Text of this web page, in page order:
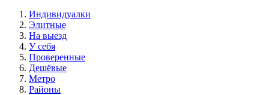
Индивидуалки
Элитные
На выезд
У себя
Проверенные
Дешёвые
Метро
Районы